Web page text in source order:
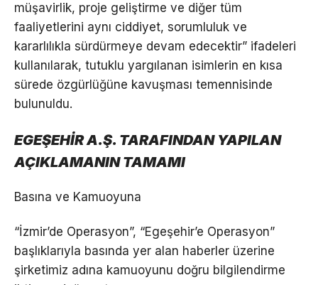
müşavirlik, proje geliştirme ve diğer tüm
faaliyetlerini aynı ciddiyet, sorumluluk ve
kararlılıkla sürdürmeye devam edecektir” ifadeleri
kullanılarak, tutuklu yargılanan isimlerin en kısa
sürede özgürlüğüne kavuşması temennisinde
bulunuldu.
EGEŞEHİR A.Ş. TARAFINDAN YAPILAN
AÇIKLAMANIN TAMAMI
Basına ve Kamuoyuna
“İzmir’de Operasyon”, “Egeşehir’e Operasyon”
başlıklarıyla basında yer alan haberler üzerine
şirketimiz adına kamuoyunu doğru bilgilendirme